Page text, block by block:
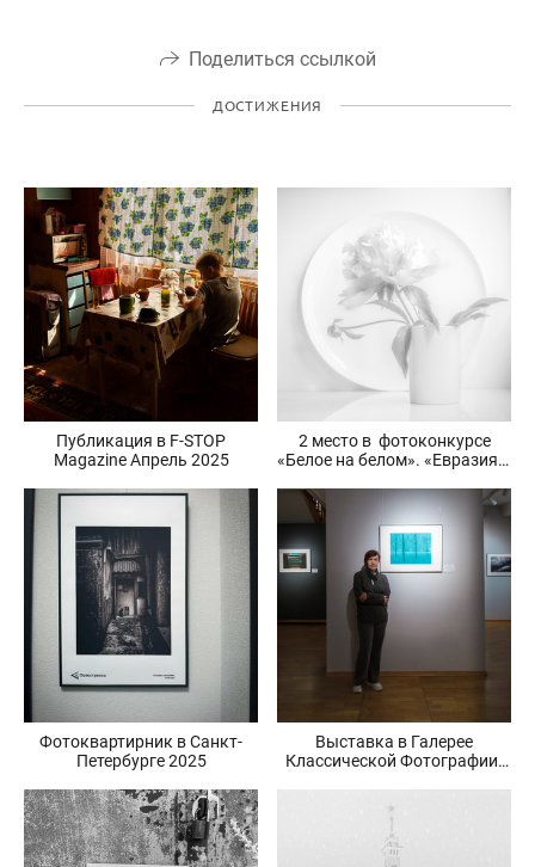
Поделиться ссылкой
ДОСТИЖЕНИЯ
Публикация в F-STOP
Magazine Апрель 2025
2 место в фотоконкурсе
«Белое на белом». «Евразия».
Фотоквартирник в Санкт-
Петербурге 2025
Выставка в Галерее
Классической Фотографии.